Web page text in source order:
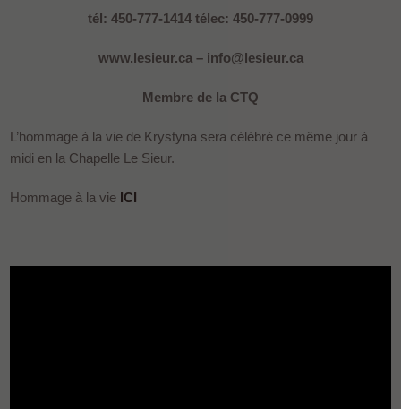
tél: 450-777-1414 télec: 450-777-0999
www.lesieur.ca – info@lesieur.ca
Membre de la CTQ
L’hommage à la vie de Krystyna sera célébré ce même jour à
midi en la Chapelle Le Sieur.
Hommage à la vie ICI